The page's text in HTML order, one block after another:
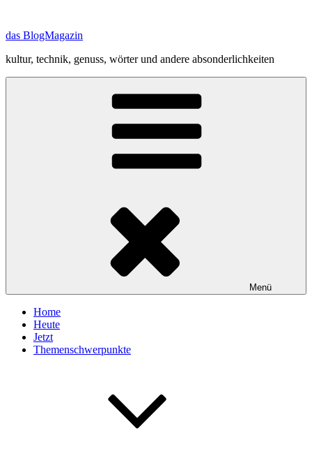
springen
das BlogMagazin
kultur, technik, genuss, wörter und andere absonderlichkeiten
Menü
Home
Heute
Jetzt
Themenschwerpunkte